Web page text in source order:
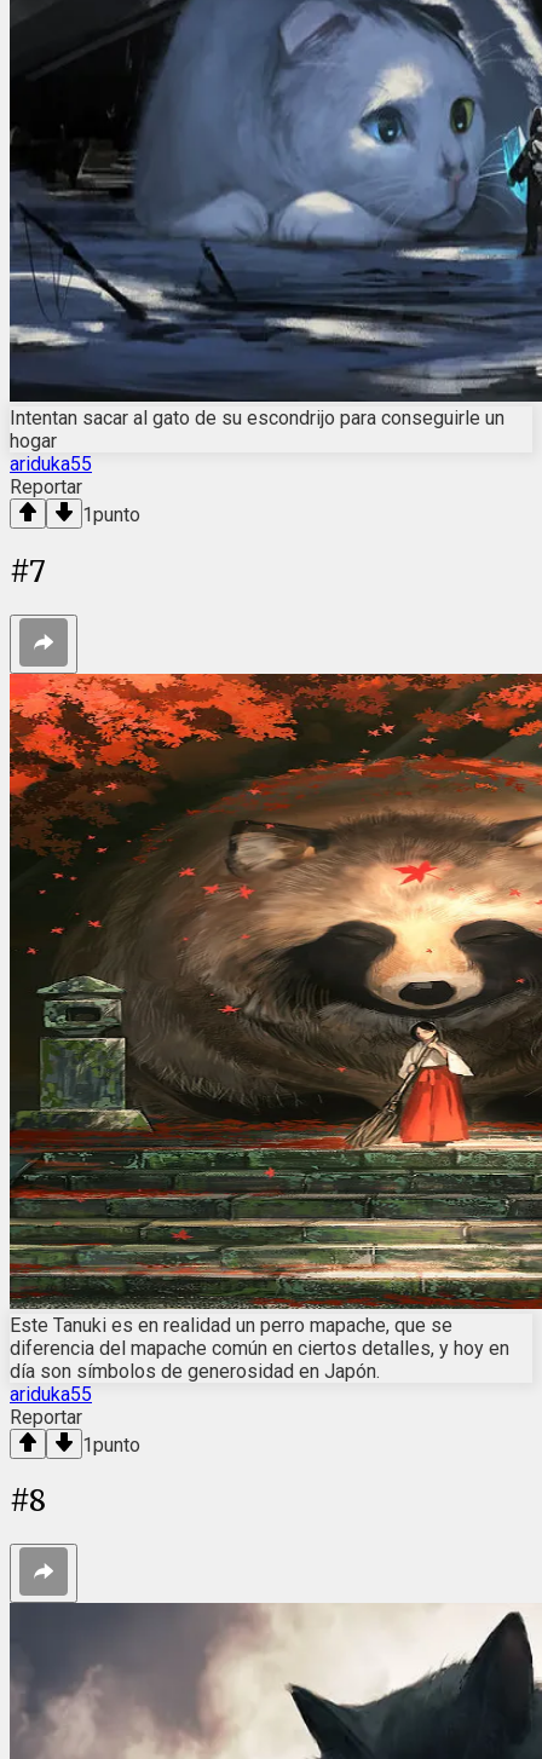
Intentan sacar al gato de su escondrijo para conseguirle un
hogar
ariduka55
Reportar
1punto
#7
Este Tanuki es en realidad un perro mapache, que se
diferencia del mapache común en ciertos detalles, y hoy en
día son símbolos de generosidad en Japón.
ariduka55
Reportar
1punto
#8